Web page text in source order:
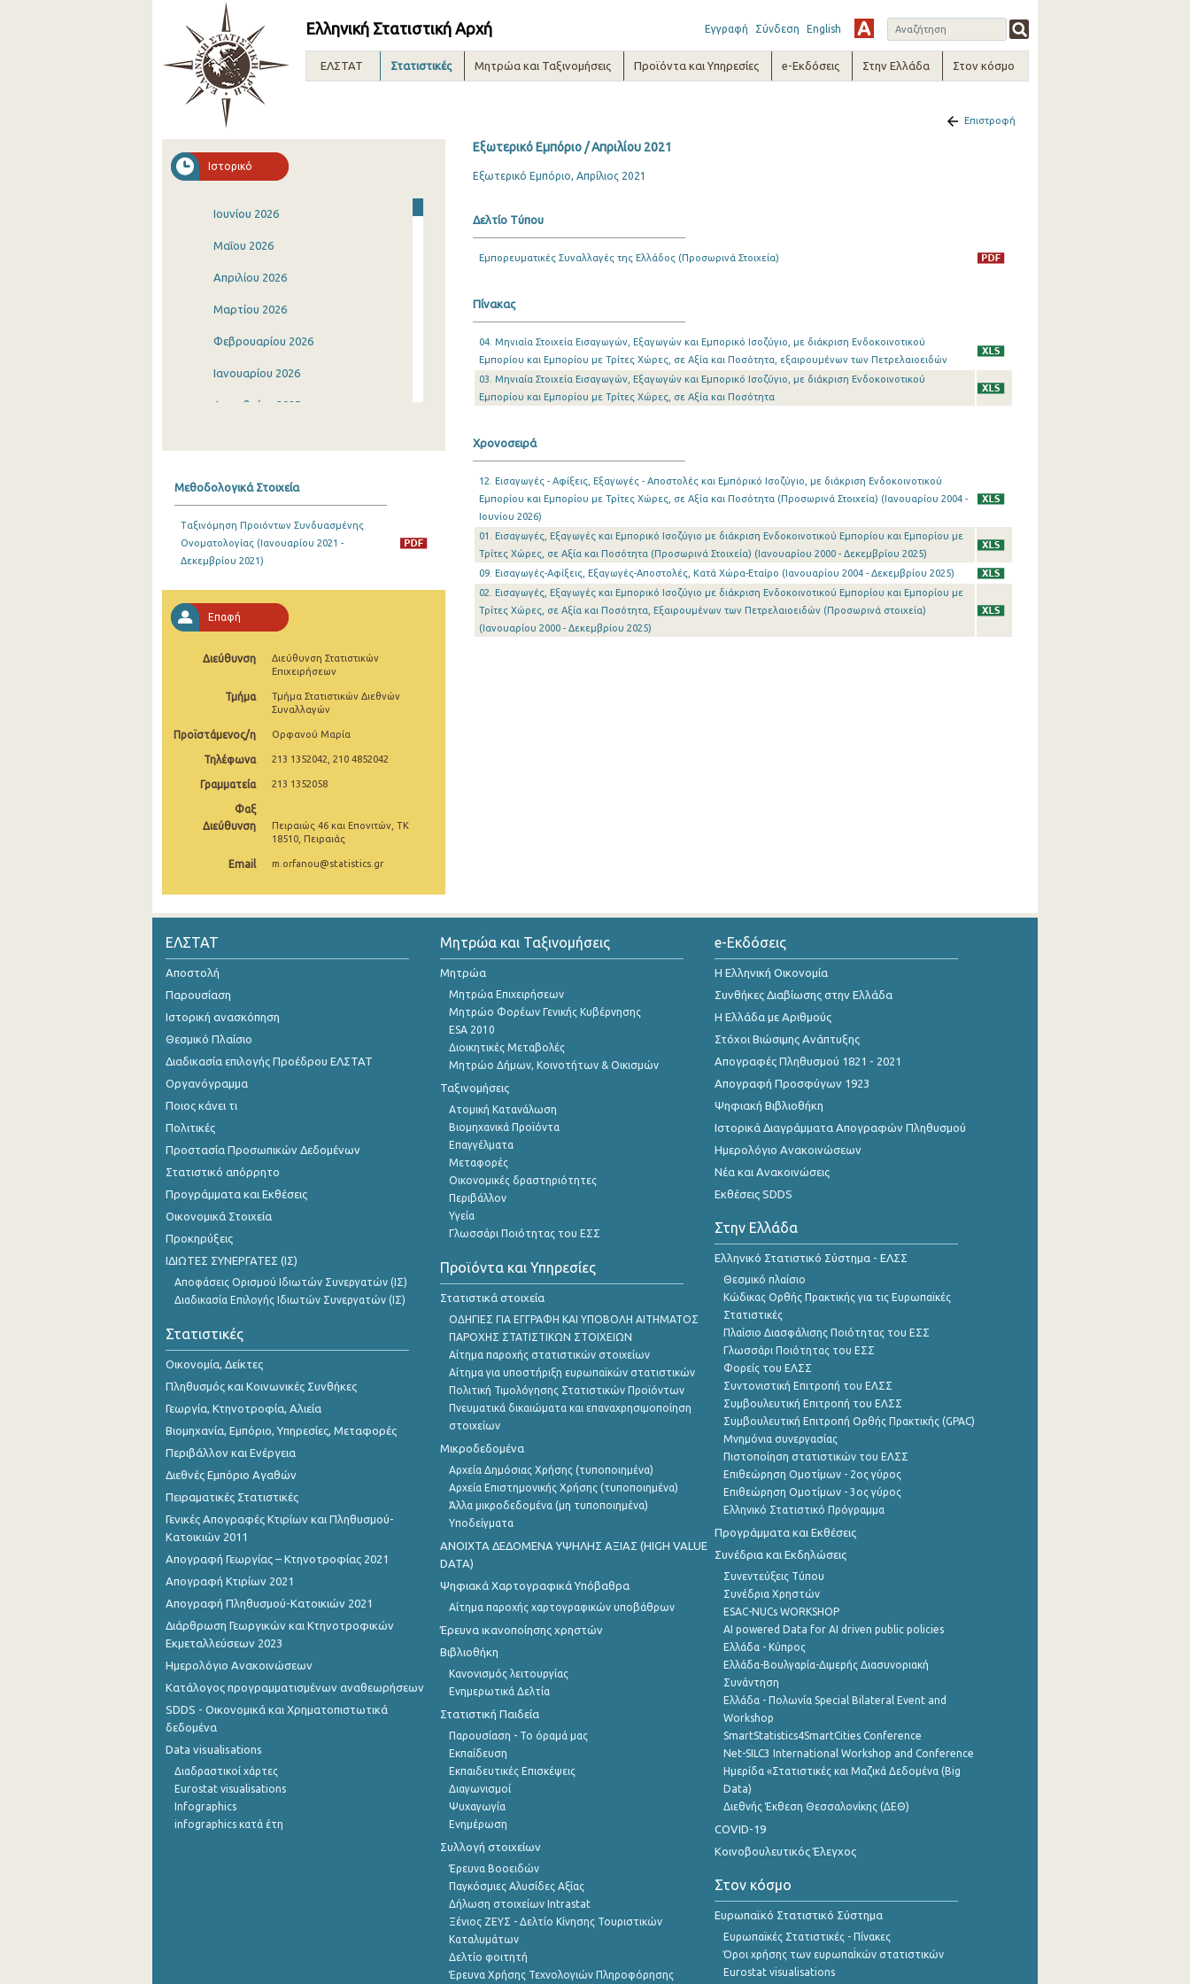
Ελληνική Στατιστική Αρχή Εγγραφή Σύνδεση English
ΕΛΣΤΑΤ Στατιστικές Μητρώα και Ταξινομήσεις Προϊόντα και Υπηρεσίες e-Εκδόσεις Στην Ελλάδα Στον κόσμο
Ιστορικό
Ιουνίου 2026
Μαΐου 2026
Απριλίου 2026
Μαρτίου 2026
Φεβρουαρίου 2026
Ιανουαρίου 2026
Δεκεμβρίου 2025
Αυγούστου 2025
Ιουλίου 2025
Απριλίου 2025
Μαρτίου 2025
Ιανουαρίου 2025
Δεκεμβρίου 2024
Νοεμβρίου 2024
Αυγούστου 2024
Ιουλίου 2024
Ιουνίου 2024
Μαΐου 2024
Απριλίου 2024
Φεβρουαρίου 2024
Ιανουαρίου 2024
Δεκεμβρίου 2023
Νοεμβρίου 2023
Οκτωβρίου 2023
Σεπτεμβρίου 2023
Αυγούστου 2023
Ιουλίου 2023
Ιουνίου 2023
Μαΐου 2023
Απριλίου 2023
Μαρτίου 2023
Ιανουαρίου 2023
Δεκεμβρίου 2022
Νοεμβρίου 2022
Σεπτεμβρίου 2022
Ιουλίου 2022
Ιουνίου 2022
Μαΐου 2022
Απριλίου 2022
Μεθοδολογικά Στοιχεία
Ταξινόμηση Προιόντων Συνδυασμένης
Ονοματολογίας (Ιανουαρίου 2021 -
Δεκεμβρίου 2021)
Επαφή
Διεύθυνση
Διεύθυνση Στατιστικών
Επιχειρήσεων
Τμήμα
Τμήμα Στατιστικών Διεθνών
Συναλλαγών
Προϊστάμενος/η Ορφανού Μαρία
Τηλέφωνα 213 1352042, 210 4852042
Γραμματεία 213 1352058
Φαξ
Διεύθυνση
Πειραιώς 46 και Επονιτών, ΤΚ
18510, Πειραιάς
Email m.orfanou@statistics.gr
Επιστροφή
Εξωτερικό Εμπόριο / Απριλίου 2021
Εξωτερικό Εμπόριο, Απρίλιος 2021
Δελτίο Τύπου
Εμπορευματικές Συναλλαγές της Ελλάδος (Προσωρινά Στοιχεία)
Πίνακας
04. Μηνιαία Στοιχεία Εισαγωγών, Εξαγωγών και Εμπορικό Ισοζύγιο, με διάκριση Ενδοκοινοτικού
Εμπορίου και Εμπορίου με Τρίτες Χώρες, σε Αξία και Ποσότητα, εξαιρουμένων των Πετρελαιοειδών
03. Μηνιαία Στοιχεία Εισαγωγών, Εξαγωγών και Εμπορικό Ισοζύγιο, με διάκριση Ενδοκοινοτικού
Εμπορίου και Εμπορίου με Τρίτες Χώρες, σε Αξία και Ποσότητα
Χρονοσειρά
12. Εισαγωγές - Αφίξεις, Εξαγωγές - Αποστολές και Εμπόρικό Ισοζύγιο, με διάκριση Ενδοκοινοτικού
Εμπορίου και Εμπορίου με Τρίτες Χώρες, σε Αξία και Ποσότητα (Προσωρινά Στοιχεία) (Ιανουαρίου 2004 -
Ιουνίου 2026)
01. Εισαγωγές, Εξαγωγές και Εμπορικό Ισοζύγιο με διάκριση Ενδοκοινοτικού Εμπορίου και Εμπορίου με
Τρίτες Χώρες, σε Αξία και Ποσότητα (Προσωρινά Στοιχεία) (Ιανουαρίου 2000 - Δεκεμβρίου 2025)
09. Εισαγωγές-Αφίξεις, Εξαγωγές-Αποστολές, Κατά Χώρα-Εταίρο (Ιανουαρίου 2004 - Δεκεμβρίου 2025)
02. Εισαγωγές, Εξαγωγές και Εμπορικό Ισοζύγιο με διάκριση Ενδοκοινοτικού Εμπορίου και Εμπορίου με
Τρίτες Χώρες, σε Αξία και Ποσότητα, Εξαιρουμένων των Πετρελαιοειδών (Προσωρινά στοιχεία)
(Ιανουαρίου 2000 - Δεκεμβρίου 2025)
ΕΛΣΤΑΤ
Αποστολή
Παρουσίαση
Ιστορική ανασκόπηση
Θεσμικό Πλαίσιο
Διαδικασία επιλογής Προέδρου ΕΛΣΤΑΤ
Οργανόγραμμα
Ποιος κάνει τι
Πολιτικές
Προστασία Προσωπικών Δεδομένων
Στατιστικό απόρρητο
Προγράμματα και Εκθέσεις
Οικονομικά Στοιχεία
Προκηρύξεις
ΙΔΙΩΤΕΣ ΣΥΝΕΡΓΑΤΕΣ (ΙΣ)
Αποφάσεις Ορισμού Ιδιωτών Συνεργατών (ΙΣ)
Διαδικασία Επιλογής Ιδιωτών Συνεργατών (ΙΣ)
Στατιστικές
Οικονομία, Δείκτες
Πληθυσμός και Κοινωνικές Συνθήκες
Γεωργία, Κτηνοτροφία, Αλιεία
Βιομηχανία, Εμπόριο, Υπηρεσίες, Μεταφορές
Περιβάλλον και Ενέργεια
Διεθνές Εμπόριο Αγαθών
Πειραματικές Στατιστικές
Γενικές Απογραφές Κτιρίων και Πληθυσμού-
Κατοικιών 2011
Απογραφή Γεωργίας – Κτηνοτροφίας 2021
Απογραφή Κτιρίων 2021
Απογραφή Πληθυσμού-Κατοικιών 2021
Διάρθρωση Γεωργικών και Κτηνοτροφικών
Εκμεταλλεύσεων 2023
Ημερολόγιο Ανακοινώσεων
Κατάλογος προγραμματισμένων αναθεωρήσεων
SDDS - Οικονομικά και Χρηματοπιστωτικά
δεδομένα
Data visualisations
Διαδραστικοί χάρτες
Eurostat visualisations
Infographics
infographics κατά έτη
Μητρώα και Ταξινομήσεις
Μητρώα
Μητρώα Επιχειρήσεων
Μητρώο Φορέων Γενικής Κυβέρνησης
ESA 2010
Διοικητικές Μεταβολές
Μητρώο Δήμων, Κοινοτήτων & Οικισμών
Ταξινομήσεις
Ατομική Κατανάλωση
Βιομηχανικά Προϊόντα
Επαγγέλματα
Μεταφορές
Οικονομικές δραστηριότητες
Περιβάλλον
Υγεία
Γλωσσάρι Ποιότητας του ΕΣΣ
Προϊόντα και Υπηρεσίες
Στατιστικά στοιχεία
ΟΔΗΓΙΕΣ ΓΙΑ ΕΓΓΡΑΦΗ ΚΑΙ ΥΠΟΒΟΛΗ ΑΙΤΗΜΑΤΟΣ
ΠΑΡΟΧΗΣ ΣΤΑΤΙΣΤΙΚΩΝ ΣΤΟΙΧΕΙΩΝ
Αίτημα παροχής στατιστικών στοιχείων
Αίτημα για υποστήριξη ευρωπαϊκών στατιστικών
Πολιτική Τιμολόγησης Στατιστικών Προϊόντων
Πνευματικά δικαιώματα και επαναχρησιμοποίηση
στοιχείων
Μικροδεδομένα
Αρχεία Δημόσιας Χρήσης (τυποποιημένα)
Αρχεία Επιστημονικής Χρήσης (τυποποιημένα)
Άλλα μικροδεδομένα (μη τυποποιημένα)
Υποδείγματα
ANOIXTA ΔΕΔΟΜΕΝΑ ΥΨΗΛΗΣ ΑΞΙΑΣ (HIGH VALUE
DATA)
Ψηφιακά Χαρτογραφικά Υπόβαθρα
Αίτημα παροχής χαρτογραφικών υποβάθρων
Έρευνα ικανοποίησης χρηστών
Βιβλιοθήκη
Κανονισμός λειτουργίας
Ενημερωτικά Δελτία
Στατιστική Παιδεία
Παρουσίαση - Το όραμά μας
Εκπαίδευση
Εκπαιδευτικές Επισκέψεις
Διαγωνισμοί
Ψυχαγωγία
Ενημέρωση
Συλλογή στοιχείων
Έρευνα Βοοειδών
Παγκόσμιες Αλυσίδες Αξίας
Δήλωση στοιχείων Intrastat
Ξένιος ΖΕΥΣ - Δελτίο Κίνησης Τουριστικών
Καταλυμάτων
Δελτίο φοιτητή
Έρευνα Χρήσης Τεχνολογιών Πληροφόρησης
e-Εκδόσεις
Η Ελληνική Οικονομία
Συνθήκες Διαβίωσης στην Ελλάδα
Η Ελλάδα με Αριθμούς
Στόχοι Βιώσιμης Ανάπτυξης
Απογραφές Πληθυσμού 1821 - 2021
Απογραφή Προσφύγων 1923
Ψηφιακή Βιβλιοθήκη
Ιστορικά Διαγράμματα Απογραφών Πληθυσμού
Ημερολόγιο Ανακοινώσεων
Νέα και Ανακοινώσεις
Εκθέσεις SDDS
Στην Ελλάδα
Ελληνικό Στατιστικό Σύστημα - ΕΛΣΣ
Θεσμικό πλαίσιο
Κώδικας Ορθής Πρακτικής για τις Ευρωπαϊκές
Στατιστικές
Πλαίσιο Διασφάλισης Ποιότητας του ΕΣΣ
Γλωσσάρι Ποιότητας του ΕΣΣ
Φορείς του ΕΛΣΣ
Συντονιστική Επιτροπή του ΕΛΣΣ
Συμβουλευτική Επιτροπή του ΕΛΣΣ
Συμβουλευτική Επιτροπή Ορθής Πρακτικής (GPAC)
Μνημόνια συνεργασίας
Πιστοποίηση στατιστικών του ΕΛΣΣ
Επιθεώρηση Ομοτίμων - 2ος γύρος
Επιθεώρηση Ομοτίμων - 3ος γύρος
Ελληνικό Στατιστικό Πρόγραμμα
Προγράμματα και Εκθέσεις
Συνέδρια και Εκδηλώσεις
Συνεντεύξεις Τύπου
Συνέδρια Χρηστών
ESAC-NUCs WORKSHOP
AI powered Data for AI driven public policies
Ελλάδα - Κύπρος
Ελλάδα-Βουλγαρία-Διμερής Διασυνοριακή
Συνάντηση
Ελλάδα - Πολωνία Special Bilateral Event and
Workshop
SmartStatistics4SmartCities Conference
Net-SILC3 International Workshop and Conference
Ημερίδα «Στατιστικές και Μαζικά Δεδομένα (Big
Data)
Διεθνής Έκθεση Θεσσαλονίκης (ΔΕΘ)
COVID-19
Κοινοβουλευτικός Έλεγχος
Στον κόσμο
Ευρωπαϊκό Στατιστικό Σύστημα
Ευρωπαϊκές Στατιστικές - Πίνακες
Όροι χρήσης των ευρωπαΪκών στατιστικών
Eurostat visualisations